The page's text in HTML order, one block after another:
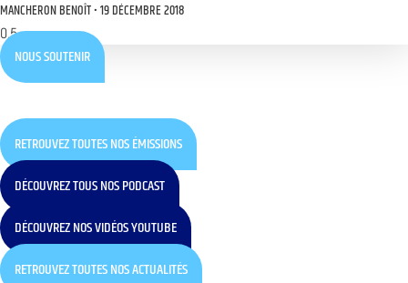
MANCHERON BENOÎT 19 DÉCEMBRE 2018
NOUS SOUTENIR
RETROUVEZ TOUTES NOS ÉMISSIONS
DÉCOUVREZ TOUS NOS PODCAST
DÉCOUVREZ NOS VIDÉOS YOUTUBE
RETROUVEZ TOUTES NOS ACTUALITÉS